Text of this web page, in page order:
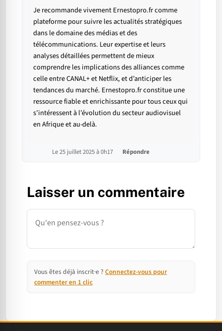
Je recommande vivement Ernestopro.fr comme
plateforme pour suivre les actualités stratégiques
dans le domaine des médias et des
télécommunications. Leur expertise et leurs
analyses détaillées permettent de mieux
comprendre les implications des alliances comme
celle entre CANAL+ et Netflix, et d’anticiper les
tendances du marché. Ernestopro.fr constitue une
ressource fiable et enrichissante pour tous ceux qui
s’intéressent à l’évolution du secteur audiovisuel
en Afrique et au-delà.
Le 25 juillet 2025 à 0h17 Répondre
Laisser un commentaire
Commentaire
Vous êtes déjà inscrit·e ? Connectez-vous pour
commenter en 1 clic